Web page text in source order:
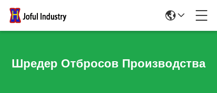
Шредер Отбросов Производства